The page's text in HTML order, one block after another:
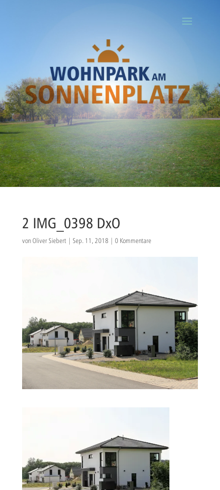
Ihr Titel
Your content goes here. Edit or remove this text inline or in the
module Content settings. You can also style every aspect of this
content in the module Design settings and even apply custom CSS
to this text in the module Advanced settings.
2 IMG_0398 DxO
vonOliver Siebert| Sep. 11, 2018 | 0 Kommentare